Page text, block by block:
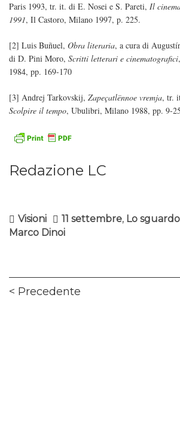
Paris 1993, tr. it. di E. Nosei e S. Pareti, Il
1991, Il Castoro, Milano 1997, p. 225.
[2] Luis Buñuel, Obra literaria, a cura di
di D. Pini Moro, Scritti letterari e cinematografici
1984, pp. 169-170
[3] Andrej Tarkovskij, Zapeçatlënnoe vremja, tr.
Scolpire il tempo, Ubulibri, Milano 1988, pp. 9-
Redazione LC
Visioni 11 settembre, Lo
Marco Dinoi
Navigazione
Precedente